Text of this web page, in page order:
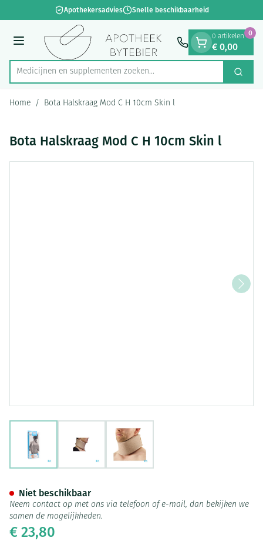
Ga naar de inhoudApothekersadvies Snelle beschikbaarheid
Menu
Product, merk, categorie...
Medicijnen en supplementen zoeken... Zoek
0 artikelen
€ 0,00
0
Home / Bota Halskraag Mod C H 10cm Skin l
Bota Halskraag Mod C H 10cm Skin l
View larger imageView larger image
€ 23,80
Niet beschikbaar
Neem contact op met ons via telefoon of e-mail, dan bekijken we
samen de mogelijkheden.